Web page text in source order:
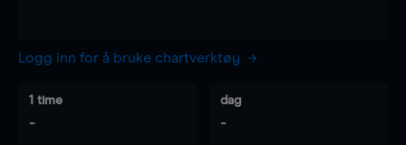
Logg inn for å bruke chartverktøy
1 time
-
dag
-